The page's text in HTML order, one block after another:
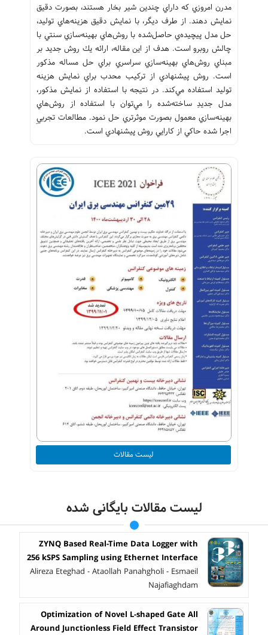
مدرن امروزي كه داراي چندين شير بخار هستند، بصورت دقيق
نمايش دهند. از طرف ديگر، با نمايش دقيق هزينه‌هاي توليد،
حل مدل پيچيده‌ي حاصل‌شده با روش‌هاي بهينه‌سازي سنتي با
چالش روبرو است. هدف از اين مقاله، ارائه يك روش جديد بر
مبناي روش‌هاي بهينه‌سازي سراسري براي حل مساله مذكور
است. روش پيشنهادي از تركيب محدب براي نمايش هزينه
توليد استفاده مي‌كند. در نتيجه با استفاده از نمايش مذكور،
مدل جديدِ ساخته‌شده را مي‌توان با استفاده از روش‌هاي
بهينه‌سازي معمول بصورت موثرتري حل نمود. مطالعات تجربيِ
اجرا شده حاكي از كارايي روش پيشنهادي است.
لیست مقالات
لیست مقالات بایگانی شده
ZYNQ Based Real-Time Data Logger with
256 kSPS Sampling using Ethernet Interface
Alireza Eteghad - Ataollah Panahgholi - Esmaeil
Najafiaghdam
Optimization of Novel L-shaped Gate All
Around Junctionless Field Effect Transistor